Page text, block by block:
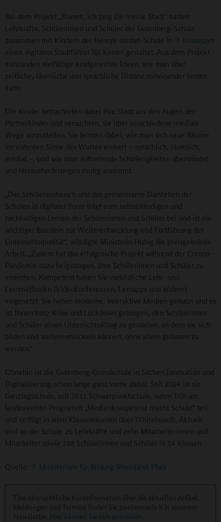
Bei dem Projekt „Komm, ich zeig Dir meine Stadt“ hatten
Lehrkräfte, Schülerinnen und Schüler der Gutenberg-Schule
zusammen mit Kindern der Henryk-Jordan-Schule in
Krotoszyn
einen digitalen Stadtführer für Kinder gestaltet. Aus dem Projekt
entstanden vielfältige kindgerechte Ideen, wie man über
zeitliche, räumliche und sprachliche Distanz miteinander lernen
kann.
Die Kinder betrachteten dabei ihre Stadt aus den Augen der
Partnerkinder und versuchten, sie über verschiedene mediale
Wege vorzustellen. Sie lernten dabei, wie man sich neue Räume
im wahrsten Sinne des Wortes erobert – sprachlich, räumlich,
medial –, und wie man auftretende Schwierigkeiten überwindet
und Herausforderungen mutig annimmt.
„Der Schüleraustausch und das gemeinsame Darstellen der
Schulen in digitaler Form trägt zum selbstständigen und
nachhaltigen Lernen der Schülerinnen und Schüler bei und ist ein
wichtiger Baustein zur Weiterentwicklung und Fortführung der
Unterrichtsqualität“, würdigte Ministerin Hubig die preisgekrönte
Arbeit. „Zudem hat das erfolgreiche Projekt während der Corona-
Pandemie dazu beigetragen, Ihre Schülerinnen und Schüler zu
erreichen. Kompetent haben Sie vorbildliche Lehr- und
Lernmethoden (Videokonferenzen, Lernapps und andere)
eingesetzt. Sie haben moderne, interaktive Medien genutzt und es
ist Ihnen trotz Krise und Lockdown gelungen, den Schülerinnen
und Schüler einen Unterrichtsalltag zu gestalten, an dem sie sich
bilden und weiterentwickeln können, ohne allein gelassen zu
werden.“
Ohnehin ist die Gutenberg-Grundschule in Sachen Innovation und
Digitalisierung schon lange ganz vorne dabei: Seit 2004 ist sie
Ganztagsschule, seit 2011 Schwerpunktschule, nahm früh am
landesweiten Programm „Medienkompetenz macht Schule“ teil
und verfügt in allen Klassenräumen über Whiteboards. Aktuell
sind an der Schule 26 Lehrkräfte und zehn Mitarbeiterinnen und
Mitarbeiter sowie 288 Schülerinnen und Schüler in 14 Klassen.
Quelle: Ministerium für Bildung Rheinland-Pfalz
Hier können Sie sich anmelden